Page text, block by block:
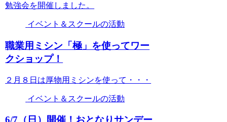
勉強会を開催しました。
イベント＆スクールの活動
職業用ミシン「極」を使ってワー
クショップ！
２月８日は厚物用ミシンを使って・・・
イベント＆スクールの活動